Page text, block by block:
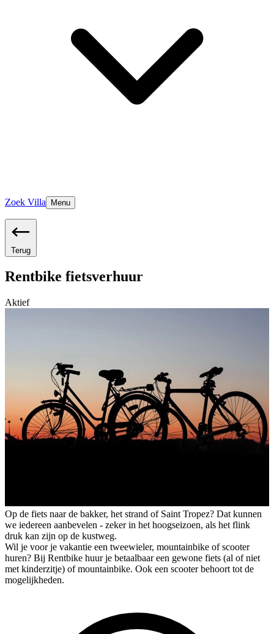
Zoek Villa Menu
Terug
Rentbike fietsverhuur
Aktief
Op de fiets naar de bakker, het strand of Saint Tropez? Dat kunnen
we iedereen aanbevelen - zeker in het hoogseizoen, als het flink
druk kan zijn op de kustweg.
Wil je voor je vakantie een tweewieler, mountainbike of scooter
huren? Bij Rentbike huur je betaalbaar een gewone fiets (al of niet
met kinderzitje) of mountainbike. Ook een scooter behoort tot de
mogelijkheden.